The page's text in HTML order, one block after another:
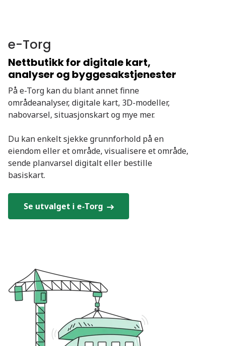
e-Torg
Nettbutikk for digitale kart,
analyser og byggesakstjenester
På e-Torg kan du blant annet finne
områdeanalyser, digitale kart, 3D-modeller,
nabovarsel, situasjonskart og mye mer.
Du kan enkelt sjekke grunnforhold på en
eiendom eller et område, visualisere et område,
sende planvarsel digitalt eller bestille
basiskart.
Se utvalget i e-Torg